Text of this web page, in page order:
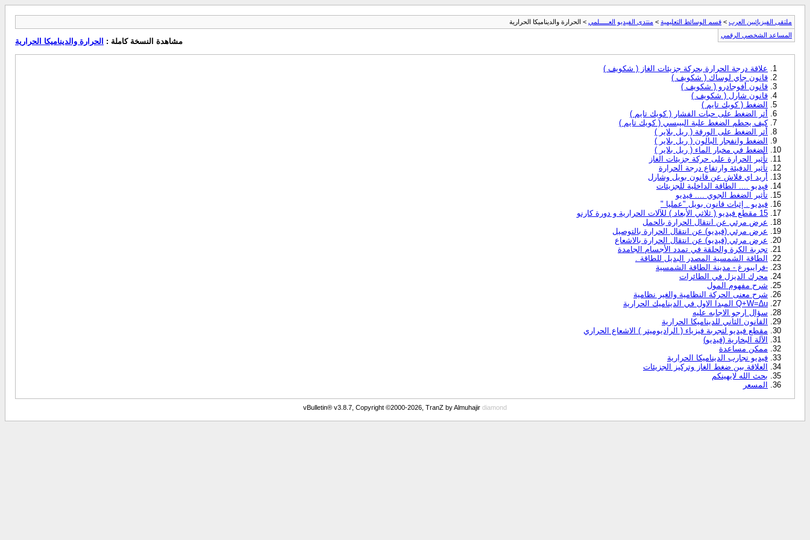
ملتقى الفيزيائيين العرب > قسم الوسائط التعليمية > منتدى الفيديو العـــــلمي > الحرارة والديناميكا الحرارية
المساعد الشخصي الرقمي
مشاهدة النسخة كاملة : الحرارة والديناميكا الحرارية
علاقة درجة الحرارة بحركة جزيئات الغاز ( شكويف )
قانون جاي لوساك ( شكويف )
قانون أفوجادرو ( شكويف )
قانون شارل ( شكويف )
الضغط ( كويك تايم )
أثر الضغط على حبات الفشار ( كويك تايم )
كيف يحطم الضغط علبة البيبسي ( كويك تايم )
أثر الضغط على الورقة ( ريل بلاير )
الضغط وانفجار البالون ( ريل بلاير )
الضغط في مخبار الماء ( ريل بلاير )
تأثير الحرارة على حركة جزيئات الغاز
تأثير الدفيئة وارتفاع درجة الحرارة
أريد اي فلاش عن قانون بويل وشارل
فيديو .... الطاقة الداخلية للجزيئات
تأثير الضغط الجوي .... فيديو
فيديو . إثبات قانون بويل "عمليا "
15 مقطع فيديو ( ثلاثي الأبعاد ) للآلات الحرارية و دورة كارنو
عرض مرئي عن انتقال الحرارة بالحمل
عرض مرئي (فيديو) عن انتقال الحرارة بالتوصيل
عرض مرئي (فيديو) عن انتقال الحرارة بالاشعاع
تجربة الكرة والحلقة في تمدد الأجسام الجامدة
الطاقة الشمسية المصدر البديل للطاقة .
-فرايبورغ - مدينة الطاقة الشمسية
محرك الديزل في الطائرات
شرح مفهوم المول
شرح معنى الحركة النظامية والغير نظامية
Q+W=∆u المبدا الاول في الديناميك الحرارية
سؤال ارجو الاجابه عليه
القانون الثاني للديناميكا الحرارية
مقطع فيديو لتجربة فيزياء ( الراديوميتر ) الاشعاع الحراري
الآلة البخارية (فيديو)
ممكن مساعدة
فيديو تجارب الديناميكا الحرارية
العلاقة بين ضغط الغاز وتركيز الجزيئات
بحث الله لايهينكم
المسعر
vBulletin® v3.8.7, Copyright ©2000-2026, TranZ by Almuhajir diamond